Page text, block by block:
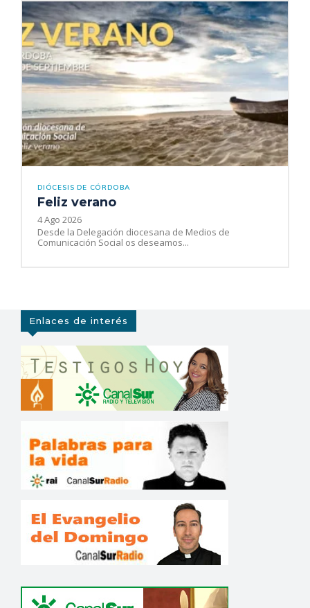
DIÓCESIS DE CÓRDOBA
Feliz verano
4 Ago 2026
Desde la Delegación diocesana de Medios de
Comunicación Social os deseamos...
Enlaces de interés